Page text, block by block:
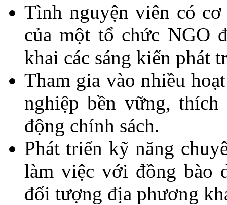
Tình nguyện viên có
của một tổ chức NGO
khai các sáng kiến phát
Tham gia vào nhiều
nghiệp bền vững,
động chính sách.
Phát triển kỹ năng
làm việc với đồng bào
đối tượng địa phương